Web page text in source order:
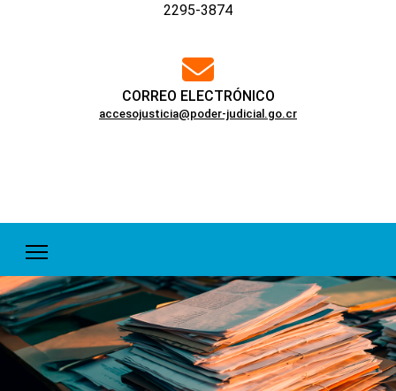
2295-3874
far
envelope
CORREO ELECTRÓNICO
accesojusticia@poder-judicial.go.cr